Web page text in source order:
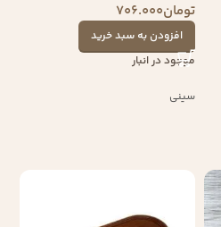
تومان706.000
افزودن به سبد خرید
موجود در انبار
سینی